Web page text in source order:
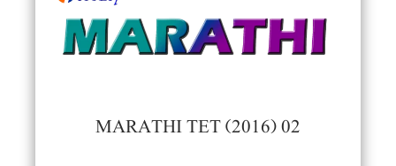
MARATHI TET (2016) 02